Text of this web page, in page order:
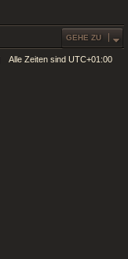
GEHE ZU
Alle Zeiten sind UTC+01:00